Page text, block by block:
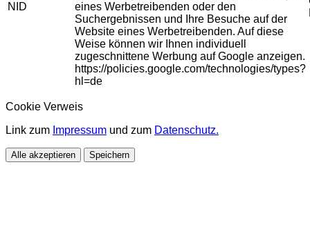
NID
eines Werbetreibenden oder den
Suchergebnissen und Ihre Besuche auf der
Website eines Werbetreibenden. Auf diese
Weise können wir Ihnen individuell
zugeschnittene Werbung auf Google anzeigen.
https://policies.google.com/technologies/types?
hl=de
Cookie Verweis
Link zum Impressum und zum Datenschutz.
Alle akzeptieren Speichern